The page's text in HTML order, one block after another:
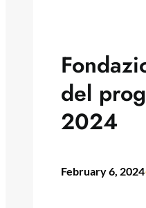
del
2024
February 6, 2024